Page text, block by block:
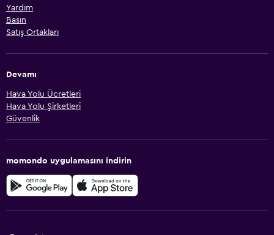
Yardım
Basın
Satış Ortakları
Devamı
Hava Yolu Ücretleri
Hava Yolu Şirketleri
Güvenlik
momondo uygulamasını indirin